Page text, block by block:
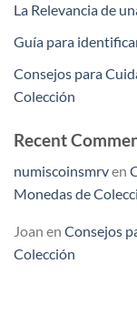
La Relevancia de
Guía para
Consejos para
Colección
Recent
numiscoinsmrven
Monedas de
Joan en Consejos
Colección